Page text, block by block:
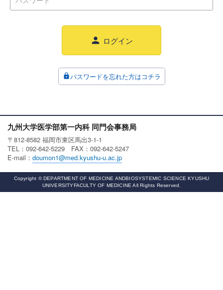
person ログイン
lockパスワードを忘れた方はコチラ
九州大学医学部第一内科 同門会事務局
〒812-8582 福岡市東区馬出3-1-1
TEL：092-642-5229 FAX：092-642-5247
E-mail： doumon1@med.kyushu-u.ac.jp
Copyright © DEPARTMENT OF MEDICINE ANDBIOSYSTEMIC SCIENCE KYUSHU
UNIVERSITYFACULTY OF MEDICINE All Rights Reserved.